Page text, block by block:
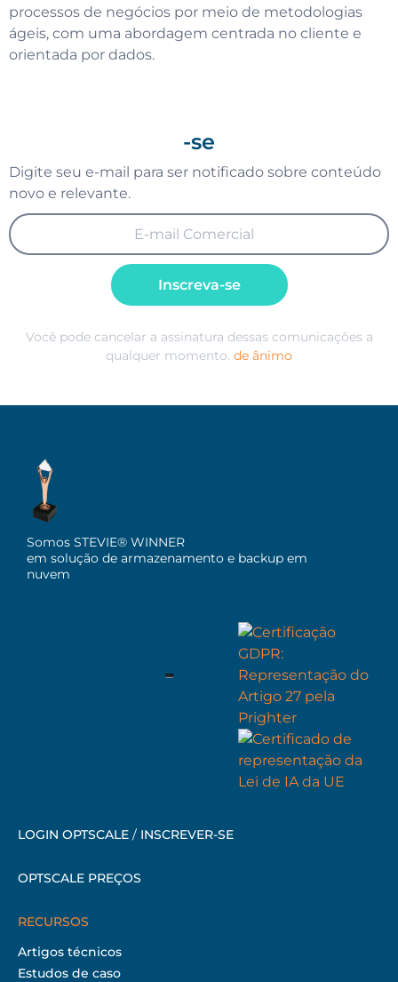
processos de negócios por meio de metodologias
ágeis, com uma abordagem centrada no cliente e
orientada por dados.
-se
Digite seu e-mail para ser notificado sobre conteúdo
novo e relevante.
Inscreva-se
Você pode cancelar a assinatura dessas comunicações a
qualquer momento. de ânimo
Somos STEVIE® WINNER
em solução de armazenamento e backup em
nuvem
LOGIN OPTSCALE / INSCREVER-SE
OPTSCALE PREÇOS
RECURSOS
Artigos técnicos
Estudos de caso